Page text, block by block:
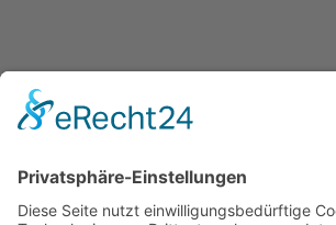
Jetzt teilen
Facebook Twitter